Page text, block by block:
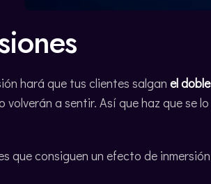
hará que tus clientes salgan el
volverán a sentir. Así que haz que se
que consiguen un efecto de